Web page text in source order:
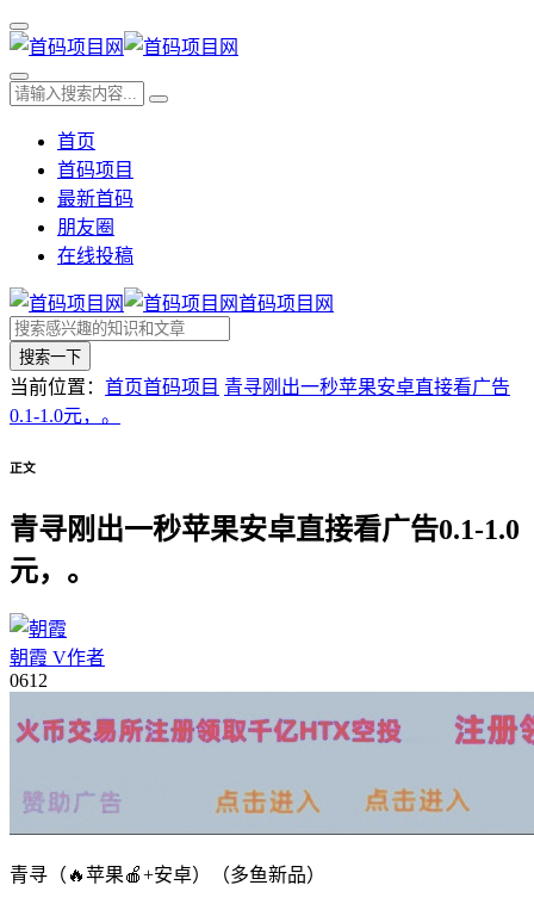
首页
首码项目
最新首码
朋友圈
在线投稿
首码项目网
搜索一下
当前位置： 首页首码项目 青寻刚出一秒苹果安卓直接看广告
0.1-1.0元，。
正文
青寻刚出一秒苹果安卓直接看广告0.1-1.0
元，。
朝霞 V作者
0612
青寻（🔥苹果🍎+安卓）（多鱼新品）